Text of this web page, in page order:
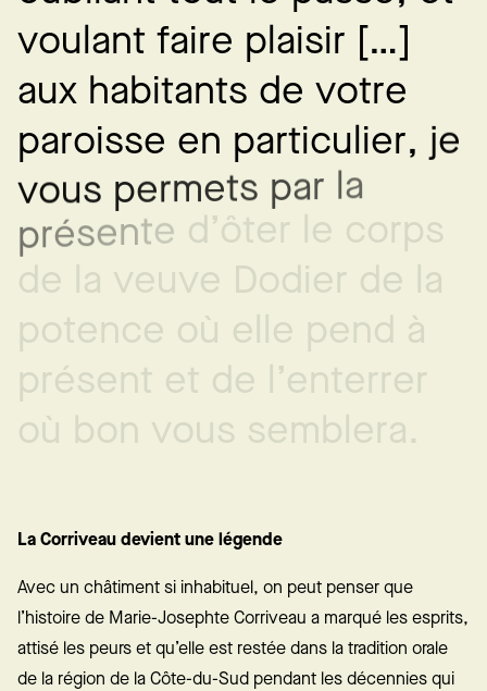
voulant faire plaisir […]
aux habitants de votre
paroisse en particulier, je
vous permets par la
présente d’ôter le corps
de la veuve Dodier de la
potence où elle pend à
présent et de l’enterrer
où bon vous semblera.
La Corriveau devient une légende
Avec un châtiment si inhabituel, on peut penser que
l’histoire de Marie-Josephte Corriveau a marqué les esprits,
attisé les peurs et qu’elle est restée dans la tradition orale
de la région de la Côte-du-Sud pendant les décennies qui